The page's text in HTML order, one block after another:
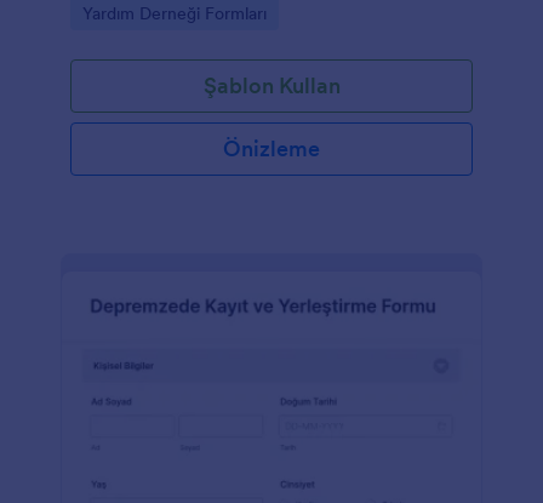
Go to Category:
Yardım Derneği Formları
Şablon Kullan
Önizleme